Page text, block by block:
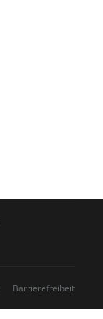
Barrierefreiheit